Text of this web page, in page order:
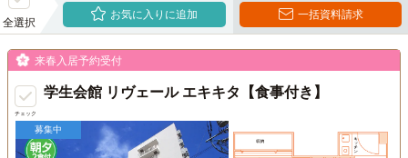
全選択
お気に入りに追加 一括資料請求
チェック
来春入居予約受付
学生会館 リヴェール エキキタ【食事付き】
募集中